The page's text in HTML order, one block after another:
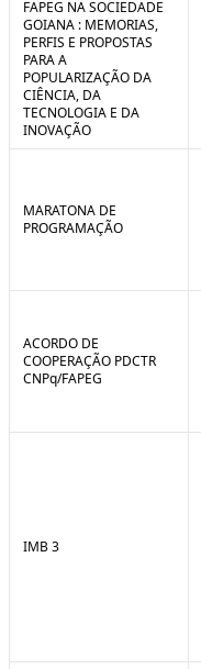
FAPEG NA SOCIEDADE
GOIANA : MEMORIAS,
PERFIS E PROPOSTAS
PARA A
POPULARIZAÇÃO DA
CIÊNCIA, DA
TECNOLOGIA E DA
INOVAÇÃO
MARATONA DE
PROGRAMAÇÃO
ACORDO DE
COOPERAÇÃO PDCTR
CNPq/FAPEG
IMB 3